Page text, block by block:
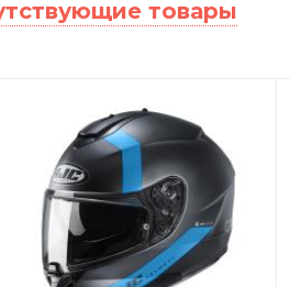
товары